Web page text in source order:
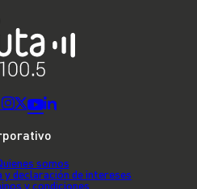
somos
y declaración de intereses
y condiciones